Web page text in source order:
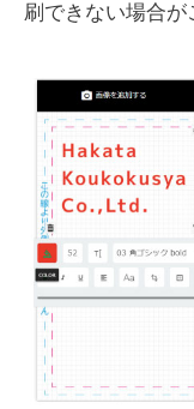
刷できない場合が